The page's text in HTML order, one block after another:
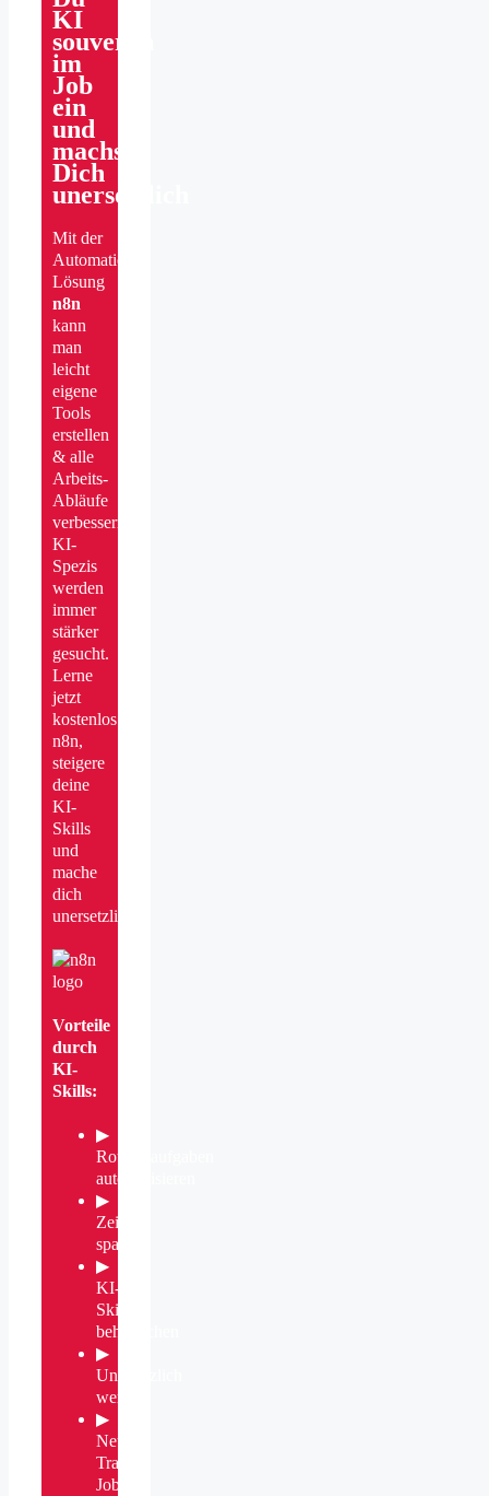
KI
souverän
im
Job
ein
und
machst
Dich
unersetzlich
Mit der
Automation-
Lösung
n8n
kann
man
leicht
eigene
Tools
erstellen
& alle
Arbeits-
Abläufe
verbessern.
KI-
Spezis
werden
immer
stärker
gesucht.
Lerne
jetzt
kostenlos
n8n,
steigere
deine
KI-
Skills
und
mache
dich
unersetzlich!
Vorteile
durch
KI-
Skills:
▶
Routineaufgaben
automatisieren
▶
Zeit
sparen
▶
KI-
Skills
beherrschen
▶
Unersetzlich
werden
▶
Neuen
Traum-
Job